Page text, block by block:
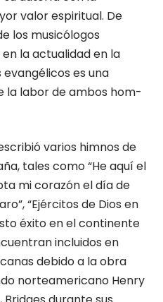
valor espiritual. De
los musicólogos
la actualidad en la
es una
la labor de ambos hom­
varios himnos de
ta­les como “He aquí el
mi corazón el día de
“Ejércitos de Dios en
éxito en el con­tinente
incluidos en
debido a la obra
norteamericano Henry